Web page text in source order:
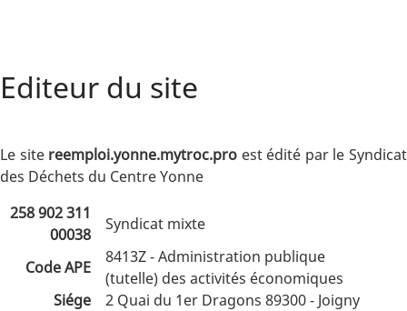
Editeur du site
Le site reemploi.yonne.mytroc.pro est édité par le Syndicat
des Déchets du Centre Yonne
258 902 311
00038
Syndicat mixte
Code APE
8413Z - Administration publique
(tutelle) des activités économiques
Siége
2 Quai du 1er Dragons 89300 - Joigny